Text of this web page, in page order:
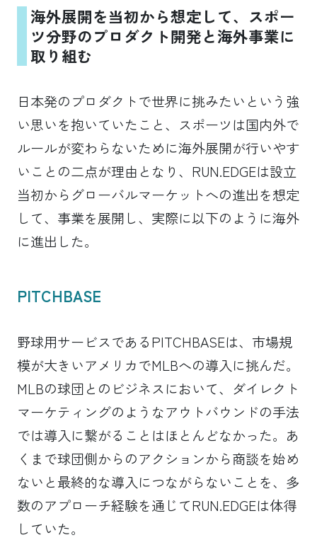
海外展開を当初から想定して、スポー
ツ分野のプロダクト開発と海外事業に
取り組む
日本発のプロダクトで世界に挑みたいという強
い思いを抱いていたこと、スポーツは国内外で
ルールが変わらないために海外展開が行いやす
いことの二点が理由となり、RUN.EDGEは設立
当初からグローバルマーケットへの進出を想定
して、事業を展開し、実際に以下のように海外
に進出した。
PITCHBASE
野球用サービスであるPITCHBASEは、市場規
模が大きいアメリカでMLBへの導入に挑んだ。
MLBの球団とのビジネスにおいて、ダイレクト
マーケティングのようなアウトバウンドの手法
では導入に繋がることはほとんどなかった。あ
くまで球団側からのアクションから商談を始め
ないと最終的な導入につながらないことを、多
数のアプローチ経験を通じてRUN.EDGEは体得
していた。